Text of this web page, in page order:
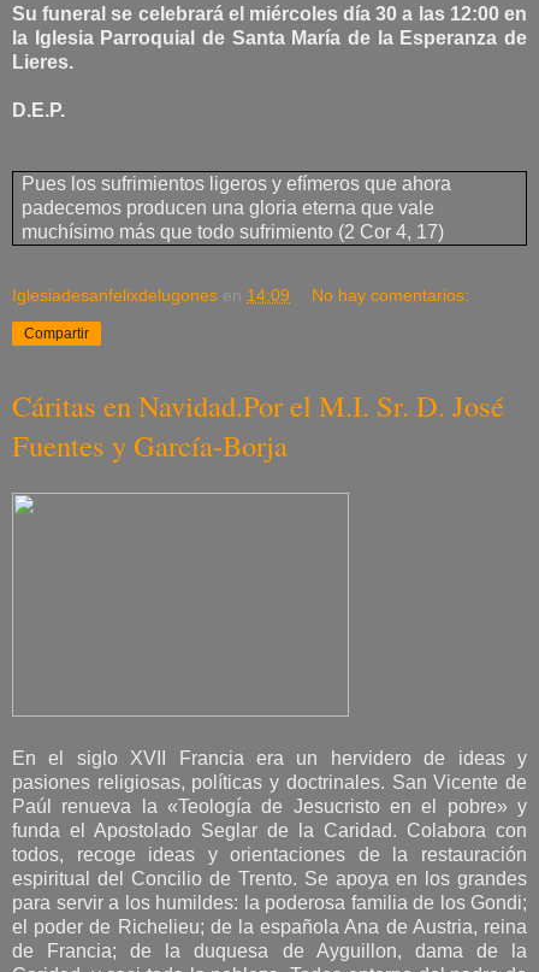
Su funeral se celebrará el miércoles día 30 a las 12:00 en
la Iglesia Parroquial de Santa María de la Esperanza de
Lieres.
D.E.P.
Pues los sufrimientos ligeros y efímeros que ahora
padecemos producen una gloria eterna que vale
muchísimo más que todo sufrimiento (2 Cor 4, 17)
Iglesiadesanfelixdelugones en 14:09 No hay comentarios:
Compartir
Cáritas en Navidad.Por el M.I. Sr. D. José
Fuentes y García-Borja
En el siglo XVII Francia era un hervidero de ideas y
pasiones religiosas, políticas y doctrinales. San Vicente de
Paúl renueva la «Teología de Jesucristo en el pobre» y
funda el Apostolado Seglar de la Caridad. Colabora con
todos, recoge ideas y orientaciones de la restauración
espiritual del Concilio de Trento. Se apoya en los grandes
para servir a los humildes: la poderosa familia de los Gondi;
el poder de Richelieu; de la española Ana de Austria, reina
de Francia; de la duquesa de Ayguillon, dama de la